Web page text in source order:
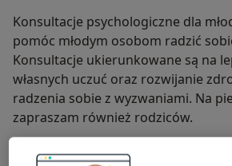
Konsultacje psychologiczne dla
pomóc młodym osobom radzić
Konsultacje ukierunkowane są na
własnych uczuć oraz rozwijanie
radzenia sobie z wyzwaniami. Na
zapraszam również rodziców.
Wizyta w gabinecie trwa